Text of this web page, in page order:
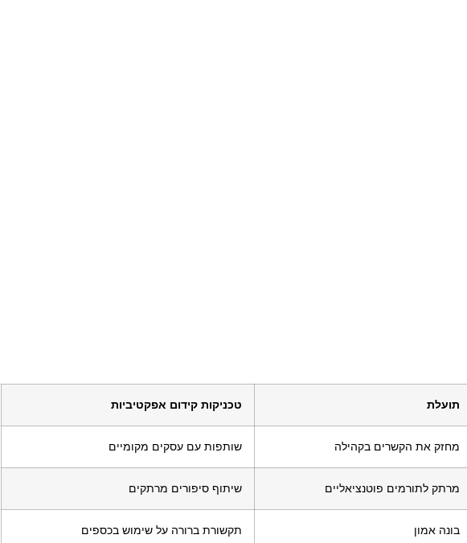
תועלת טכניקות קידום אפקטיביות
מחזק את הקשרים בקהילה שותפות עם עסקים מקומיים
מרתק לתורמים פוטנציאליים שיתוף סיפורים מרתקים
בונה אמון תקשורת ברורה על שימוש בכספים